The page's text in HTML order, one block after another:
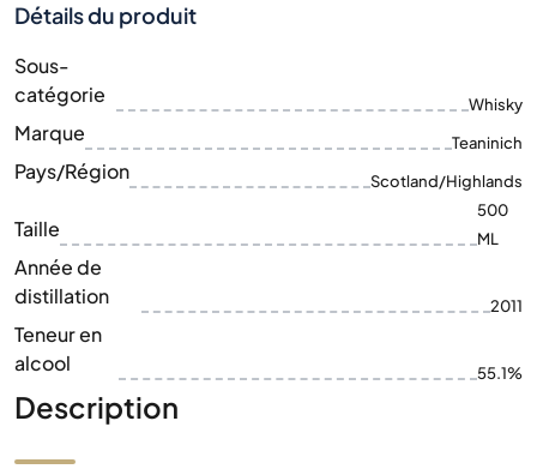
Détails du produit
Sous-
catégorie
Whisky
Marque Teaninich
Pays/Région Scotland/Highlands
Taille
500
ML
Année de
distillation
2011
Teneur en
alcool
55.1%
Description